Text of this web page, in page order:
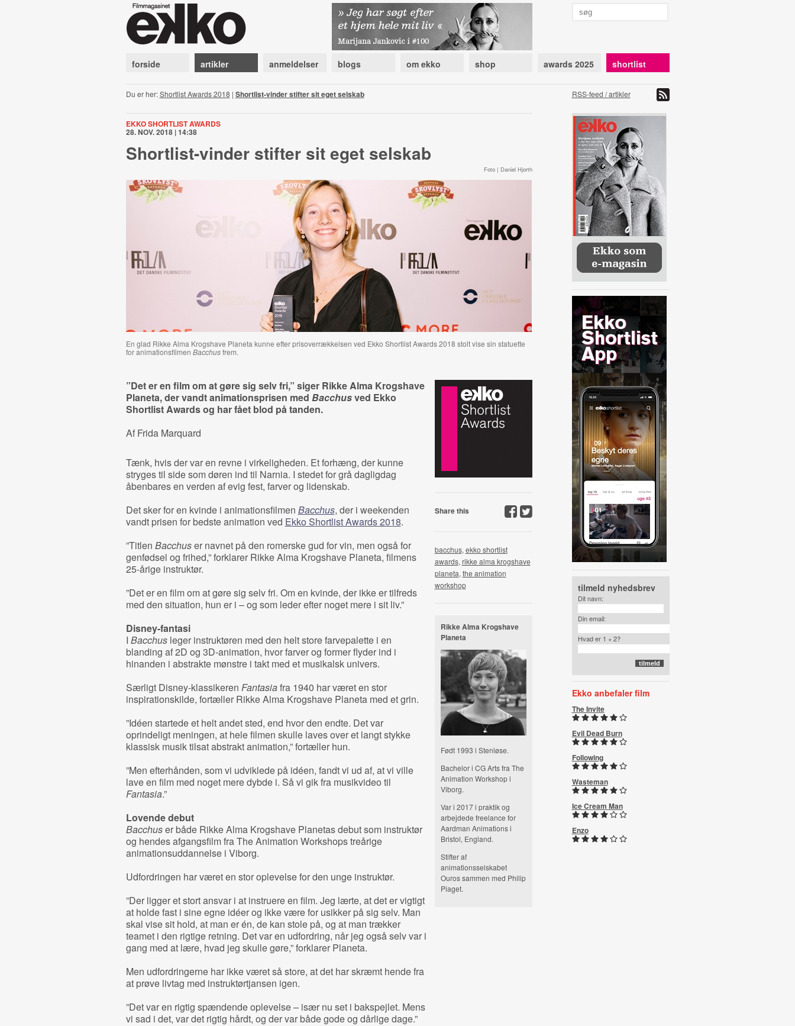
forside artikler anmeldelser blogs om ekko shop awards 2025 shortlist
Du er her:Shortlist Awards 2018 | Shortlist-vinder stifter sit eget selskab RSS-feed / artikler
EKKO SHORTLIST AWARDS
28. NOV. 2018 | 14:38
Shortlist-vinder stifter sit eget selskab
Foto | Daniel Hjorth
En glad Rikke Alma Krogshave Planeta kunne efter prisoverrækkelsen ved Ekko Shortlist Awards 2018 stolt vise sin statuette
for animationsfilmen Bacchusfrem.
”Det er en film om at gøre sig selv fri,” siger Rikke Alma Krogshave
Planeta, der vandt animationsprisen med Bacchusved Ekko
Shortlist Awards og har fået blod på tanden.
Af Frida Marquard
Tænk, hvis der var en revne i virkeligheden. Et forhæng, der kunne
stryges til side som døren ind til Narnia. I stedet for grå dagligdag
åbenbares en verden af evig fest, farver og lidenskab.
Det sker for en kvinde i animationsfilmen Bacchus, der i weekenden
vandt prisen for bedste animation ved Ekko Shortlist Awards 2018.
”Titlen Bacchuser navnet på den romerske gud for vin, men også for
genfødsel og frihed,” forklarer Rikke Alma Krogshave Planeta, filmens
25-årige instruktør.
”Det er en film om at gøre sig selv fri. Om en kvinde, der ikke er tilfreds
med den situation, hun er i – og som leder efter noget mere i sit liv.”
Disney-fantasi
I Bacchusleger instruktøren med den helt store farvepalette i en
blanding af 2D og 3D-animation, hvor farver og former flyder ind i
hinanden i abstrakte mønstre i takt med et musikalsk univers.
Særligt Disney-klassikeren Fantasiafra 1940 har været en stor
inspirationskilde, fortæller Rikke Alma Krogshave Planeta med et grin.
”Idéen startede et helt andet sted, end hvor den endte. Det var
oprindeligt meningen, at hele filmen skulle laves over et langt stykke
klassisk musik tilsat abstrakt animation,” fortæller hun.
”Men efterhånden, som vi udviklede på idéen, fandt vi ud af, at vi ville
lave en film med noget mere dybde i. Så vi gik fra musikvideo til
Fantasia.”
Lovende debut
Bacchuser både Rikke Alma Krogshave Planetas debut som instruktør
og hendes afgangsfilm fra The Animation Workshops treårige
animationsuddannelse i Viborg.
Udfordringen har været en stor oplevelse for den unge instruktør.
”Der ligger et stort ansvar i at instruere en film. Jeg lærte, at det er vigtigt
at holde fast i sine egne idéer og ikke være for usikker på sig selv. Man
skal vise sit hold, at man er én, de kan stole på, og at man trækker
teamet i den rigtige retning. Det var en udfordring, når jeg også selv var i
gang med at lære, hvad jeg skulle gøre,” forklarer Planeta.
Men udfordringerne har ikke været så store, at det har skræmt hende fra
at prøve livtag med instruktørtjansen igen.
”Det var en rigtig spændende oplevelse – især nu set i bakspejlet. Mens
vi sad i det, var det rigtig hårdt, og der var både gode og dårlige dage.”
Share this
bacchus, ekko shortlist
awards, rikke alma krogshave
planeta, the animation
workshop
Rikke Alma Krogshave
Planeta
Født 1993 i Stenløse.
Bachelor i CG Arts fra The
Animation Workshop i
Viborg.
Var i 2017 i praktik og
arbejdede freelance for
Aardman Animations i
Bristol, England.
Stifter af
animationsselskabet
Ouros sammen med Philip
Piaget.
tilmeld nyhedsbrev
Dit navn:
Din email:
Hvad er 1 + 2?
Ekko anbefaler film
The Invite
Evil Dead Burn
Following
Wasteman
Ice Cream Man
Enzo